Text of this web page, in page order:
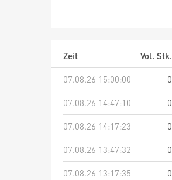
Zeit Vol. Stk.
07.08.26 15:00:00
0
07.08.26 14:47:10
0
07.08.26 14:17:23
0
07.08.26 13:47:32
0
07.08.26 13:17:35
0